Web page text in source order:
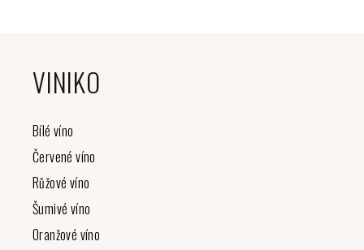
VINIKO
Bílé víno
Červené víno
Růžové víno
Šumivé víno
Oranžové víno